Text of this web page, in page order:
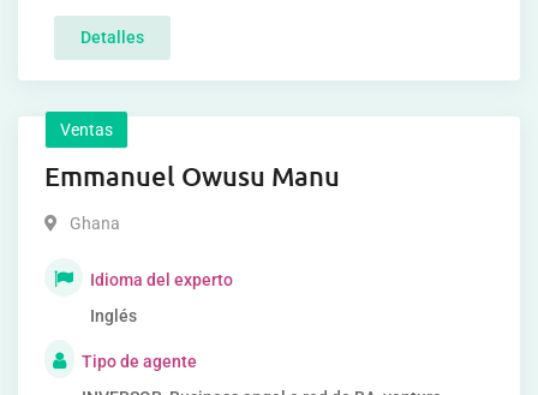
Detalles
Ventas
Emmanuel Owusu Manu
Ghana
Idioma del experto
Inglés
Tipo de agente